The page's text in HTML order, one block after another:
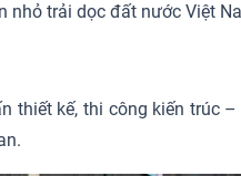
nhỏ trải dọc đất nước Việt
thiết kế, thi công kiến trúc